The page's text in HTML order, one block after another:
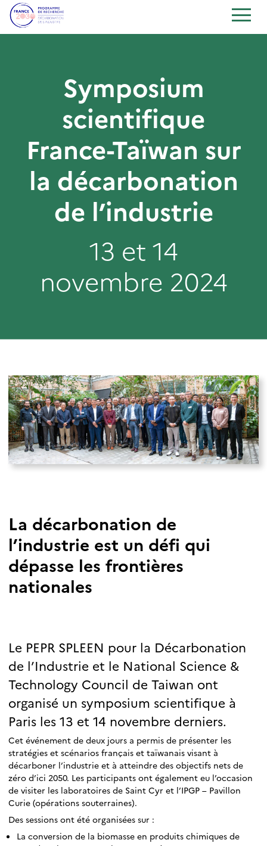
Symposium
scientifique
France-Taïwan sur
la décarbonation
de l’industrie
13 et 14
novembre 2024
La décarbonation de
l’industrie est un défi qui
dépasse les frontières
nationales
Le PEPR SPLEEN pour la Décarbonation
de l’Industrie et le National Science &
Technology Council de Taiwan ont
organisé un symposium scientifique à
Paris les 13 et 14 novembre derniers.
Cet événement de deux jours a permis de présenter les
stratégies et scénarios français et taïwanais visant à
décarboner l’industrie et à atteindre des objectifs nets de
zéro d’ici 2050. Les participants ont également eu l’occasion
de visiter les laboratoires de Saint Cyr et l’IPGP – Pavillon
Curie (opérations souterraines).
Des sessions ont été organisées sur :
La conversion de la biomasse en produits chimiques de